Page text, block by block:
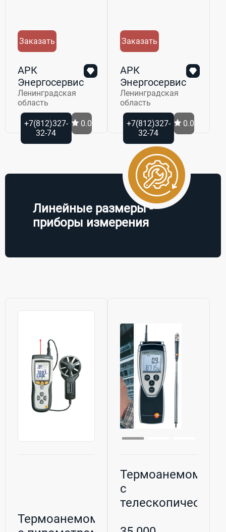
Заказать
АРК
Энергосервис
Ленинградская
область
+7(812)327-
32-74
0.0
Заказать
АРК
Энергосервис
Ленинградская
область
+7(812)327-
32-74
0.0
Линейные размеры -
приборы измерения
Термоанемометр
Термоанемометр
с
телескопическим